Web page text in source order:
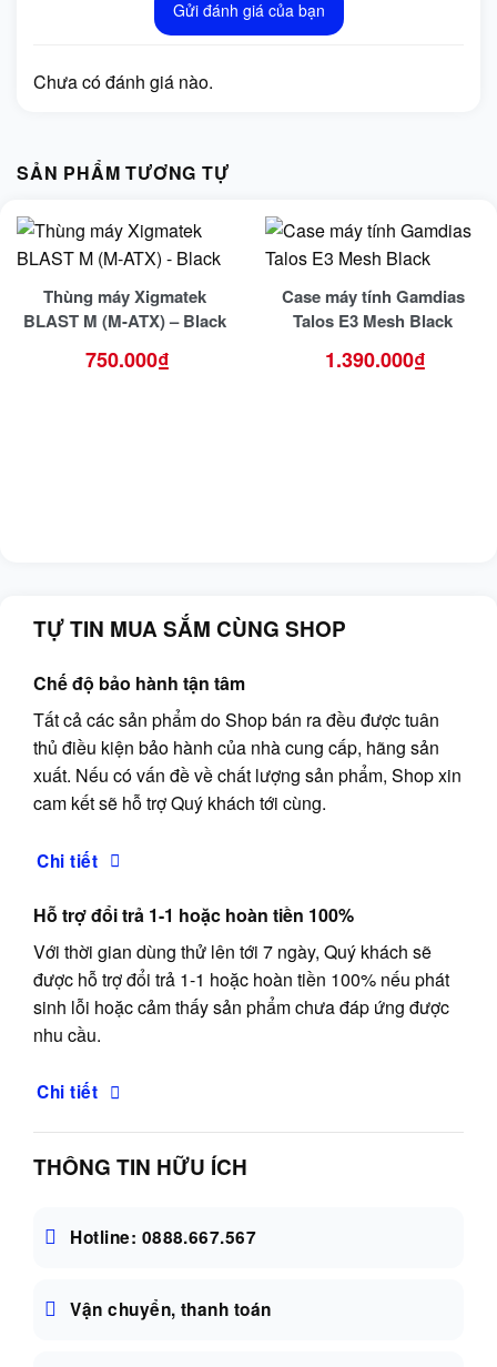
Gửi đánh giá của bạn
Chưa có đánh giá nào.
SẢN PHẨM TƯƠNG TỰ
Thùng máy Xigmatek
BLAST M (M-ATX) – Black
750.000₫
Case máy tính Gamdias
Talos E3 Mesh Black
1.390.000₫
TỰ TIN MUA SẮM CÙNG SHOP
Chế độ bảo hành tận tâm
Tất cả các sản phẩm do Shop bán ra đều được tuân
thủ điều kiện bảo hành của nhà cung cấp, hãng sản
xuất. Nếu có vấn đề về chất lượng sản phẩm, Shop xin
cam kết sẽ hỗ trợ Quý khách tới cùng.
Chi tiết
Hỗ trợ đổi trả 1-1 hoặc hoàn tiền 100%
Với thời gian dùng thử lên tới 7 ngày, Quý khách sẽ
được hỗ trợ đổi trả 1-1 hoặc hoàn tiền 100% nếu phát
sinh lỗi hoặc cảm thấy sản phẩm chưa đáp ứng được
nhu cầu.
Chi tiết
THÔNG TIN HỮU ÍCH
Hotline: 0888.667.567
Vận chuyển, thanh toán